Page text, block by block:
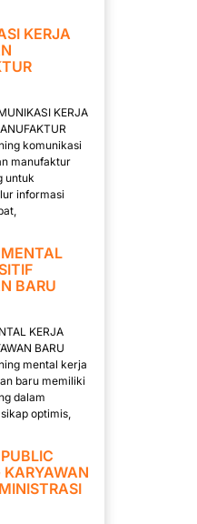
KERJA
KERJA
komunikasi
manufaktur
untuk
informasi
BARU
KERJA
BARU
mental kerja
baru memiliki
dalam
optimis,
KARYAWAN